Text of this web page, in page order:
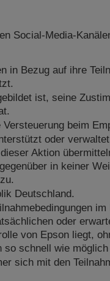
Social-Media-
in Bezug auf ihre
ist, seine
beim
oder
Aktion
in keiner
Deutschland.
oder
von Epson liegt,
schnell wie
sich mit den